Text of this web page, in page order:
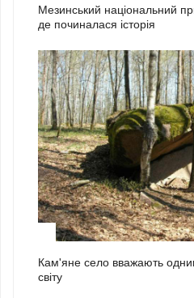
Мезинський національний
де починалася історія
Кам'яне село вважають
світу